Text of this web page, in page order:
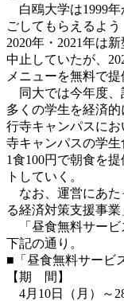
白鴎大学は1999年
ごしてもらえるよ
2020年・2021年は
中止していたが、
メニューを無料で
同大では今年度、
多くの学生を経済
行寺キャンパスに
寺キャンパスの学
1食100円で朝食を
トしていく。
なお、運営にあた
る経済対策支援事
「昼食無料サービ
下記の通り。
■「昼食無料サービ
【期 間】
4月10日（月）～